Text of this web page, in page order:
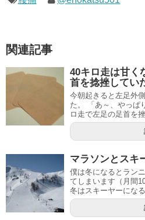
関連記事
40キロ走は甘く
首を捻挫してい
今朝起きると左足外
た。 「あ～、やっぱ
ロ走で左足の足首を
マラソンとスキ
僕は冬になるとラン
てしまいます（月間
冬はスキーヤーにな